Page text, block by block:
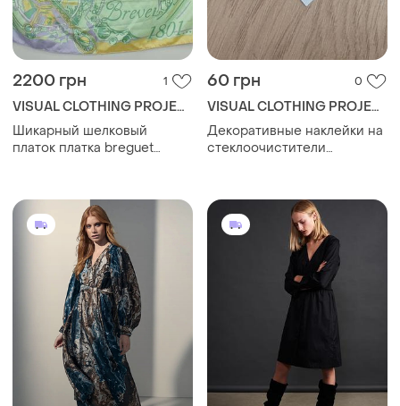
2200 грн 1
VISUAL CLOTHING PROJECT
Шикарный шелковый
платок платка breguet
60 грн 0
VISUAL CLOTHING PROJECT
Декоративные наклейки на
стеклоочистители